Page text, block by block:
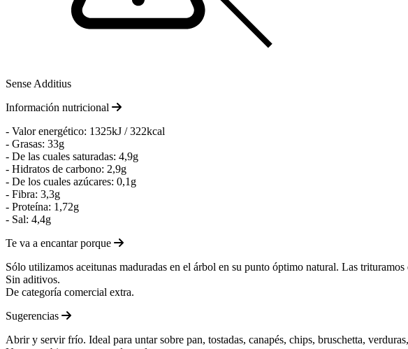
Sense Additius
Información nutricional
- Valor energético: 1325kJ / 322kcal
- Grasas: 33g
- De las cuales saturadas: 4,9g
- Hidratos de carbono: 2,9g
- De los cuales azúcares: 0,1g
- Fibra: 3,3g
- Proteína: 1,72g
- Sal: 4,4g
Te va a encantar porque
Sólo utilizamos aceitunas maduradas en el árbol en su punto óptimo natural. Las
Sin aditivos.
De categoría comercial extra.
Sugerencias
Abrir y servir frío. Ideal para untar sobre pan, tostadas, canapés, chips, bruschetta,